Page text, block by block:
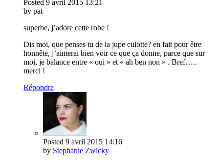
Posted 9 avril 2015 13:21
by pat
superbe, j’adore cette robe !
Dis moi, que penses tu de la jupe culotte? en fait pour être
honnête, j’aimerai bien voir ce que ça donne, parce que sur
moi, je balance entre « oui » et « ah ben non » . Bref…..
merci !
Répondre
Posted 9 avril 2015 14:16
by Stephanie Zwicky